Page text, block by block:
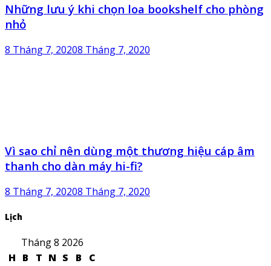
Những lưu ý khi chọn loa bookshelf cho phòng
nhỏ
8 Tháng 7, 20208 Tháng 7, 2020
Vì sao chỉ nên dùng một thương hiệu cáp âm
thanh cho dàn máy hi-fi?
8 Tháng 7, 20208 Tháng 7, 2020
Lịch
Tháng 8 2026
H B T N S B
C